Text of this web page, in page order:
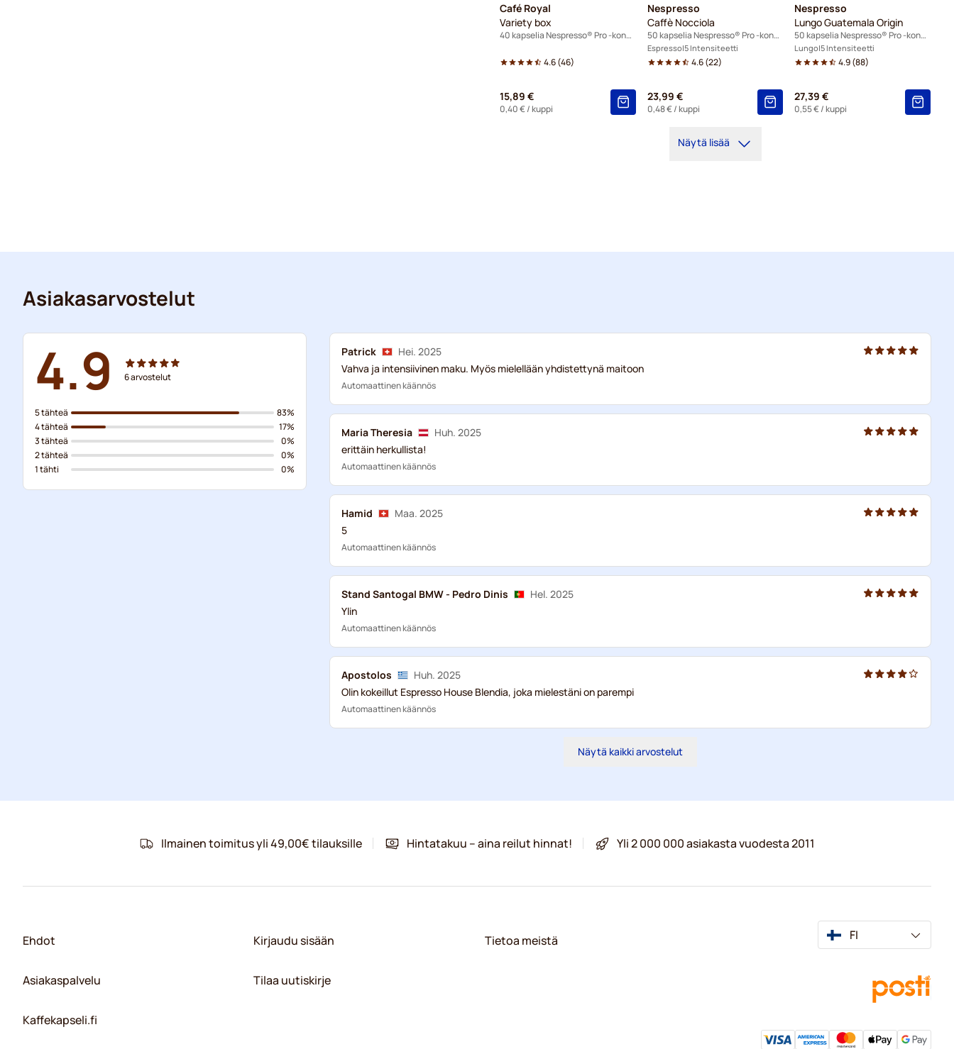
Café Royal
Variety box
40 kapselia Nespresso® Pro -koneisiin
4.6(46)
15,89 €
0,40 €/ kuppi
Nespresso
Caffè Nocciola
50 kapselia Nespresso® Pro -koneisiin
Espresso 5 Intensiteetti
4.6(22)
23,99 €
0,48 €/ kuppi
Nespresso
Lungo Guatemala Origin
50 kapselia Nespresso® Pro -koneisiin
Lungo 5 Intensiteetti
4.9(88)
27,39 €
0,55 €/ kuppi
Näytä lisää
Asiakasarvostelut
4.9 6arvostelut
5 tähteä
4 tähteä
3 tähteä
2 tähteä
1 tähti
83%
17%
0%
0%
0%
Patrick
Hei. 2025
Vahva ja intensiivinen maku. Myös mielellään yhdistettynä maitoon
Automaattinen käännös
Maria Theresia
Huh. 2025
erittäin herkullista!
Automaattinen käännös
Hamid
Maa. 2025
5
Automaattinen käännös
Stand Santogal BMW - Pedro Dinis
Hel. 2025
Ylin
Automaattinen käännös
Apostolos
Huh. 2025
Olin kokeillut Espresso House Blendia, joka mielestäni on parempi
Automaattinen käännös
Näytä kaikki arvostelut
Ilmainen toimitus yli 49,00€ tilauksille Hintatakuu – aina reilut hinnat! Yli 2 000 000 asiakasta vuodesta 2011
Ehdot
Asiakaspalvelu
Kaffekapseli.fi
Kirjaudu sisään
Tilaa uutiskirje
Tietoa meistä FI